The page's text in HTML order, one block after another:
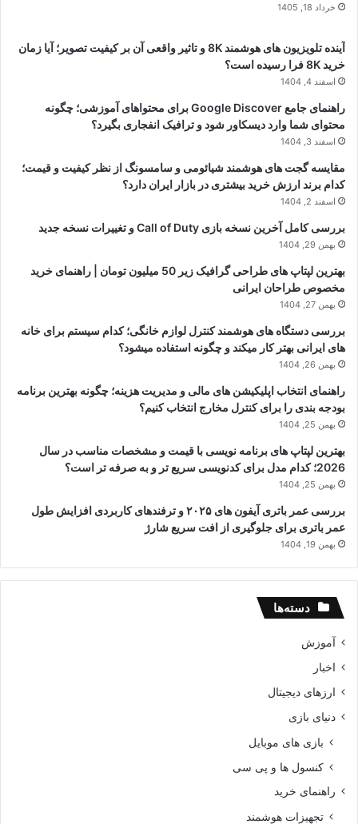
خرداد 18, 1405
آینده تلویزیون های هوشمند 8K و تاثیر واقعی آن بر کیفیت تصویر؛ آیا زمان
خرید 8K فرا رسیده است؟
اسفند 4, 1404
راهنمای جامع Google Discover برای محتواهای آموزشی؛ چگونه
محتوای شما وارد دیسکاور شود و ترافیک انفجاری بگیرد؟
اسفند 3, 1404
مقایسه گجت های هوشمند شیائومی و سامسونگ از نظر کیفیت و قیمت؛
کدام برند ارزش خرید بیشتری در بازار ایران دارد؟
اسفند 2, 1404
بررسی کامل آخرین نسخه بازی Call of Duty و تغییرات نسخه جدید
بهمن 29, 1404
بهترین لپتاپ های طراحی گرافیک زیر 50 میلیون تومان | راهنمای خرید
مخصوص طراحان ایرانی
بهمن 27, 1404
بررسی دستگاه های هوشمند کنترل لوازم خانگی؛ کدام سیستم برای خانه
های ایرانی بهتر کار میکند و چگونه استفاده میشود؟
بهمن 26, 1404
راهنمای انتخاب اپلیکیشن های مالی و مدیریت هزینه؛ چگونه بهترین برنامه
بودجه بندی را برای کنترل مخارج انتخاب کنیم؟
بهمن 25, 1404
بهترین لپتاپ های برنامه نویسی با قیمت و مشخصات مناسب در سال
2026؛ کدام مدل برای کدنویسی سریع تر و به صرفه تر است؟
بهمن 25, 1404
بررسی عمر باتری آیفون های ۲۰۲۵ و ترفندهای کاربردی افزایش طول
عمر باتری برای جلوگیری از افت سریع شارژ
بهمن 19, 1404
دسته‌ها
آموزش
اخبار
ارزهای دیجیتال
دنیای بازی
بازی های موبایل
کنسول ها و پی سی
راهنمای خرید
تجهیزات هوشمند